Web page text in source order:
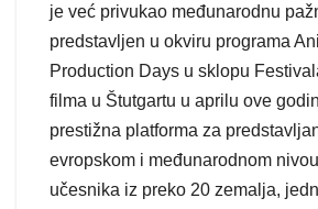
je već privukao međunarodnu
predstavljen u okviru programa
Production Days u sklopu
filma u Štutgartu u aprilu ove
prestižna platforma za
evropskom i međunarodnom
učesnika iz preko 20 zemalja,